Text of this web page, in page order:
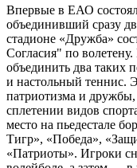
Впервые в ЕАО
объединивший сразу
стадионе «Дружба»
Согласия" по
объединить два таких
и настольный теннис.
патриотизма и дружбы,
сплетении видов
место на пьедестале
Тигр», «Победа»,
«Патриоты». Игроки